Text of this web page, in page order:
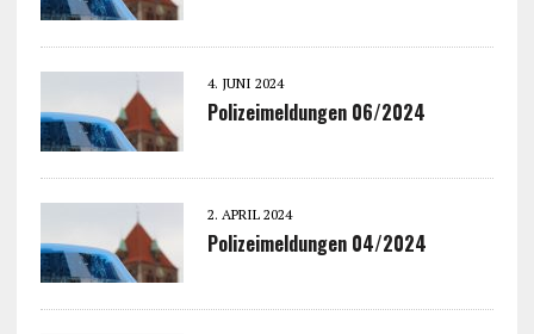
4. JUNI 2024
Polizeimeldungen 06/2024
2. APRIL 2024
Polizeimeldungen 04/2024